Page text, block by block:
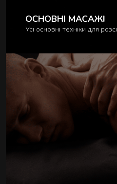
ОСНОВНІ МАСАЖІ
Усі основні техніки для